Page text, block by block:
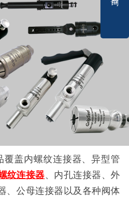
覆盖内螺纹连接器、异型管
纹连接器、内孔连接器、外
、公母连接器以及各种阀体